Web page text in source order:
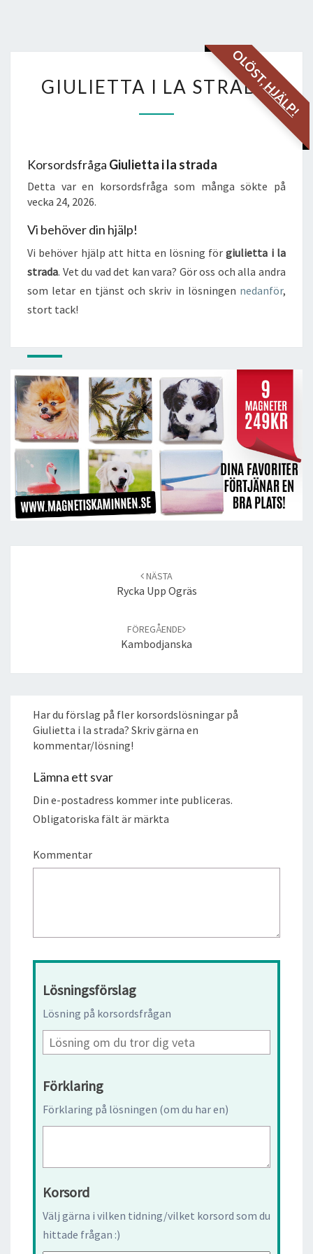
OLÖST,
HJÄLP!
STRADA
GIULIETTA I LA STRADA
Korsordsfråga Giulietta i la strada
Detta var en korsordsfråga som många sökte på
vecka 24, 2026.
Vi behöver din hjälp!
Vi behöver hjälp att hitta en lösning förgiulietta i la
strada. Vet du vad det kan vara? Gör oss och alla andra
som letar en tjänst och skriv in lösningen nedanför,
stort tack!
NÄSTA
Rycka Upp Ogräs
FÖREGÅENDE
Kambodjanska
Har du förslag på fler korsordslösningar på
Giulietta i la strada? Skriv gärna en
kommentar/lösning!
Lämna ett svar
Din e-postadress kommer inte publiceras.
Obligatoriska fält är märkta
Kommentar
Lösningsförslag
Lösning på korsordsfrågan
Förklaring
Förklaring på lösningen (om du har en)
Korsord
Välj gärna i vilken tidning/vilket korsord som du
hittade frågan :)